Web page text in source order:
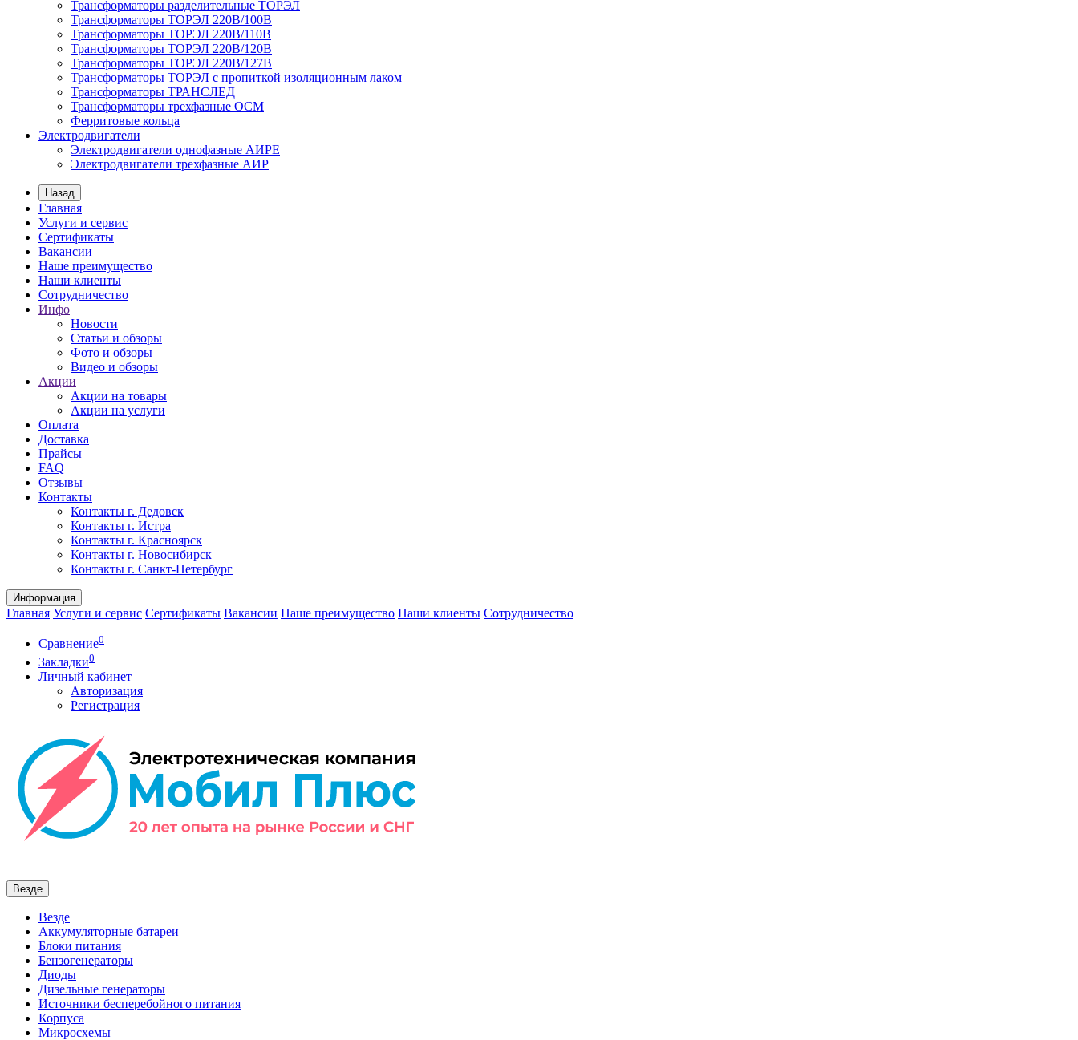
Трансформаторы разделительные ТОРЭЛ
Трансформаторы ТОРЭЛ 220В/100В
Трансформаторы ТОРЭЛ 220В/110В
Трансформаторы ТОРЭЛ 220В/120В
Трансформаторы ТОРЭЛ 220В/127В
Трансформаторы ТОРЭЛ с пропиткой изоляционным лаком
Трансформаторы ТРАНСЛЕД
Трансформаторы трехфазные ОСМ
Ферритовые кольца
Электродвигатели
Электродвигатели однофазные АИРЕ
Электродвигатели трехфазные АИР
Назад
Главная
Услуги и сервис
Сертификаты
Вакансии
Наше преимущество
Наши клиенты
Сотрудничество
Инфо
Новости
Статьи и обзоры
Фото и обзоры
Видео и обзоры
Акции
Акции на товары
Акции на услуги
Оплата
Доставка
Прайсы
FAQ
Отзывы
Контакты
Контакты г. Дедовск
Контакты г. Истра
Контакты г. Красноярск
Контакты г. Новосибирск
Контакты г. Санкт-Петербург
Информация
Главная Услуги и сервис Сертификаты Вакансии Наше преимущество Наши клиенты Сотрудничество
Сравнение0
Закладки0
Личный кабинет
Авторизация
Регистрация
Везде
Везде
Аккумуляторные батареи
Блоки питания
Бензогенераторы
Диоды
Дизельные генераторы
Источники бесперебойного питания
Корпуса
Микросхемы